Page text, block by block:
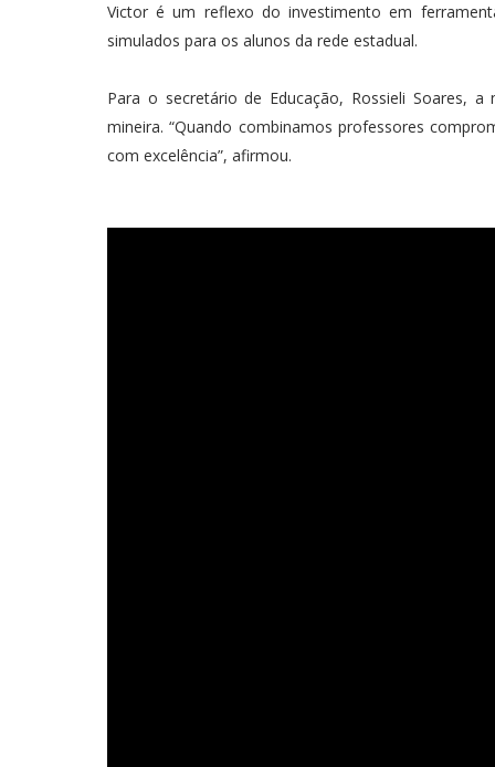
Victor é um reflexo do investimento em
simulados para os alunos da rede estadual.
Para o secretário de Educação, Rossieli Soares,
mineira. “Quando combinamos professores
com excelência”, afirmou.